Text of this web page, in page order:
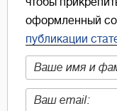
оформленный
публикации